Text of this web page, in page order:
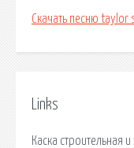
Скачать песню
Links
Каска строительная